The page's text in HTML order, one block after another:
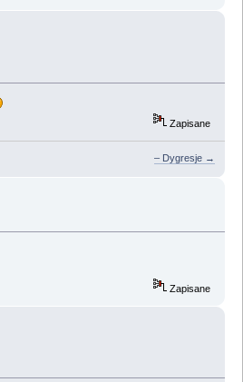
Zapisane
– Dygresje →
Zapisane